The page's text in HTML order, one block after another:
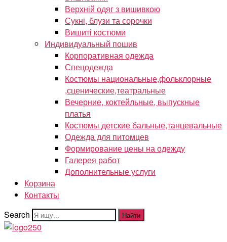
Верхній одяг з вишивкою
Сукні, блузи та сорочки
Вишиті костюми
Индивидуальный пошив
Корпоративная одежда
Спецодежда
Костюмы национальные,фольклорные
,сценические,театральные
Вечерние, коктейльные, выпускные
платья
Костюмы детские бальные,танцевальные
Одежда для питомцев
Формирование цены на одежду
Галерея работ
Дополнительные услуги
Корзина
Контакты
Search
Найти